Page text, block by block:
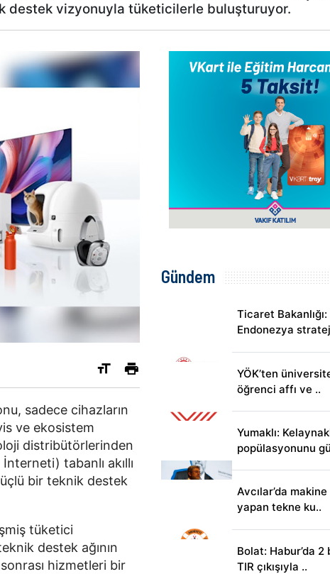
destek vizyonuyla tüketicilerle buluşturuyor.
sadece cihazların
ve ekosistem
distribütörlerinden
tabanlı akıllı
bir teknik destek
tüketici
destek ağının
hizmetleri bir
Gündem
Ticaret Bakanlığı:
Endonezya
YÖK’ten
öğrenci affı ve ..
Yumaklı:
popülasyonunu
Avcılar’da makine
yapan tekne ku..
Bolat: Habur’da 2
TIR çıkışıyla ..